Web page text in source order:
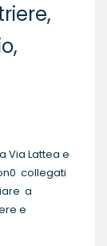
Via Lattea e
collegati
a
e